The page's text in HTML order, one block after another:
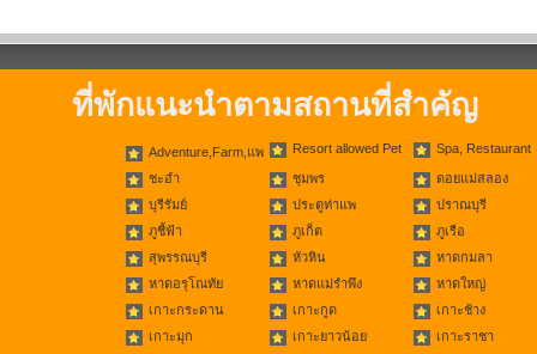
ที่พักแนะนำตามสถานที่สำคัญ
Adventure,Farm,แพ Resort allowed Pet Spa, Restaurant
ชะอำ ชุมพร
ดอยแม่สลอง
บุรีรัมย์
ประตูท่าแพ
ปราณบุรี
ภูชี้ฟ้า
ภูเก็ต
ภูเรือ
สุพรรณบุรี
หัวหิน
หาดกมลา
หาดอรุโณทัย
หาดแม่รำพึง
หาดใหญ่
เกาะกระดาน
เกาะกูด
เกาะช้าง
เกาะมุก
เกาะยาวน้อย
เกาะราชา